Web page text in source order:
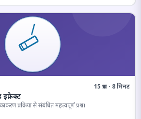
15 प्रश्न · 8 मिनट
इफ़ेक्ट
प्रक्रिया से संबंधित महत्वपूर्ण प्रश्न।